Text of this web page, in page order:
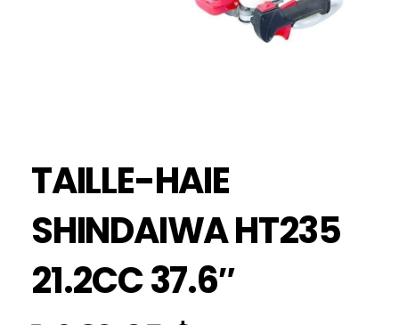
TAILLE-HAIE
SHINDAIWA HT235
21.2CC 37.6″